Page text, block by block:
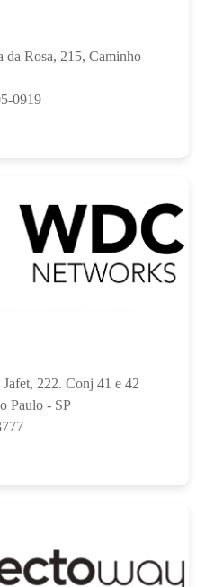
da Rosa, 215, Caminho
0919
222. Conj 41 e 42
Paulo - SP